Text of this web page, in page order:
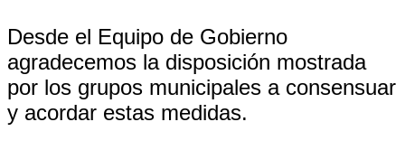
Desde el Equipo de Gobierno
agradecemos la disposición mostrada
por los grupos municipales a consensuar
y acordar estas medidas.